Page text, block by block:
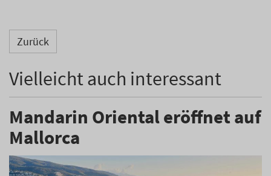
Zurück
Vielleicht auch interessant
Mandarin Oriental eröffnet auf
Mallorca